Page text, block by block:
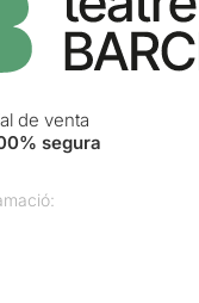
de venta
segura